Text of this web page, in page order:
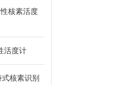
核素活度
活度计
核素识别